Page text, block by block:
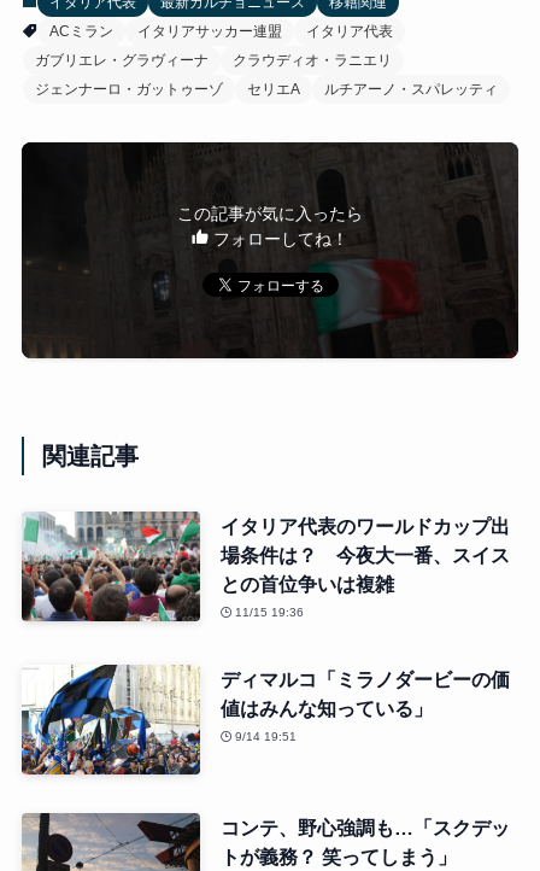
ACミラン
イタリアサッカー連盟
イタリア代表
ガブリエレ・グラヴィーナ
クラウディオ・ラニエリ
ジェンナーロ・ガットゥーゾ
セリエA ルチアーノ・スパレッティ
この記事が気に入ったら
フォローしてね！
関連記事
イタリア代表のワールドカップ出
場条件は？ 今夜大一番、スイス
との首位争いは複雑
11/15 19:36
ディマルコ「ミラノダービーの価
値はみんな知っている」
9/14 19:51
コンテ、野心強調も…「スクデッ
トが義務？ 笑ってしまう」